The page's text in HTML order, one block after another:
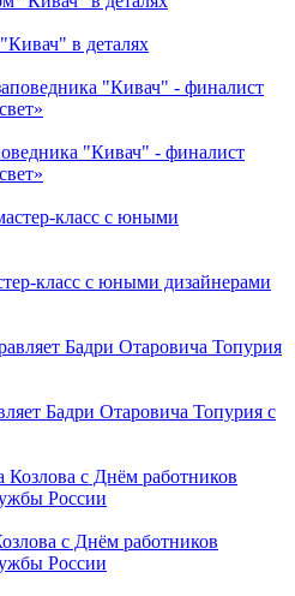
в деталях
"Кивач" - финалист
класс с юными дизайнерами
Бадри Отаровича Топурия с
с Днём работников
России